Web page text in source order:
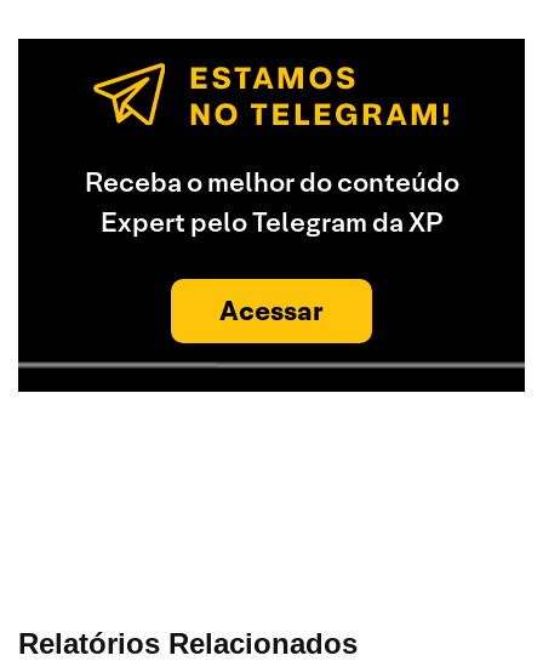
Receba o melhor do conteúdo
Expert pelo Telegram da XP
Acessar
Relatórios Relacionados